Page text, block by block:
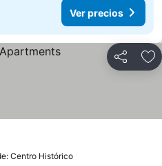
Ver precios
Compartir
Centro Histórico